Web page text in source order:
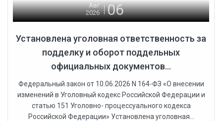
Авг
2026
06
Установлена уголовная ответственность за
подделку и оборот поддельных
официальных документов...
Федеральный закон от 10.06.2026 N 164-ФЗ «О внесении
изменений в Уголовный кодекс Российской Федерации и
статью 151 Уголовно- процессуального кодекса
Российской Федерации» Установлена уголовная...